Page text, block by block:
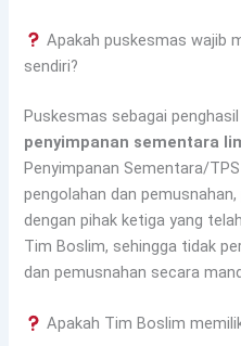
Apakah puskesmas wajib
sendiri?
Puskesmas sebagai
penyimpanan sementara
Penyimpanan Sementara/
pengolahan dan
dengan pihak ketiga yang
Tim Boslim, sehingga tidak
dan pemusnahan secara
Apakah Tim Boslim